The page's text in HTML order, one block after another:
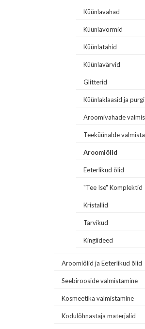
Küünlavahad
Küünlavormid
Küünlatahid
Küünlavärvid
Glitterid
Küünlaklaasid ja
Aroomivahade
Teeküünalde
Aroomiõlid
Eeterlikud õlid
"Tee Ise" Komplektid
Kristallid
Tarvikud
Kingiideed
Aroomiõlid ja Eeterlikud õlid
Seebirooside valmistamine
Kosmeetika valmistamine
Kodulõhnastaja materjalid